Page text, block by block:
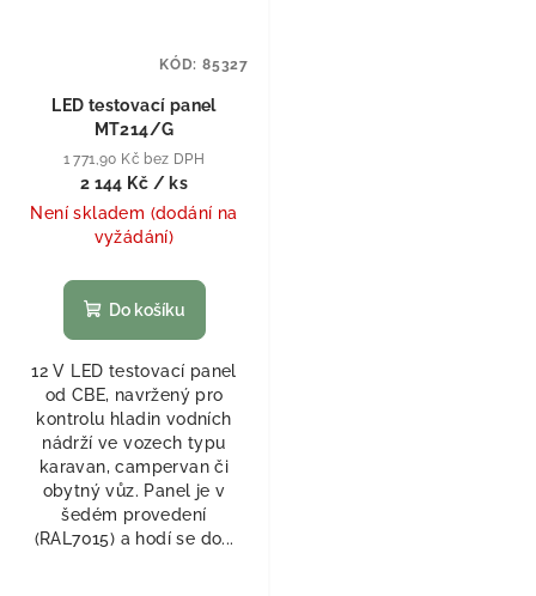
LED testovací panel
MT214/G
1 771,90 Kč bez DPH
2 144 Kč / ks
Není skladem (dodání na
vyžádání)
Do košíku
12 V LED testovací panel
od CBE, navržený pro
kontrolu hladin vodních
nádrží ve vozech typu
karavan, campervan či
obytný vůz. Panel je v
šedém provedení
(RAL7015) a hodí se do...
KÓD: 85327